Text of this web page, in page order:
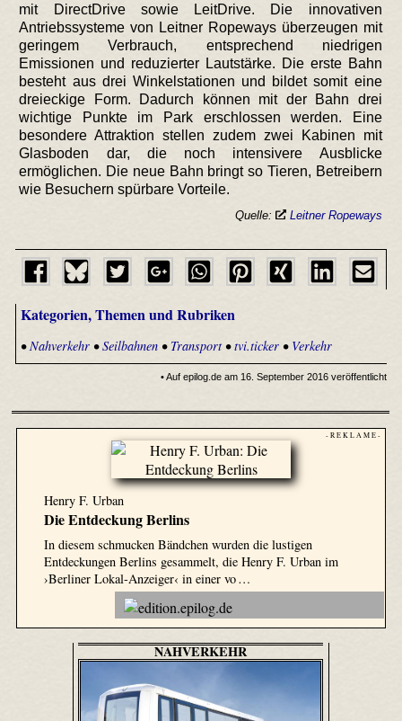
mit DirectDrive sowie LeitDrive. Die innovativen
Antriebssysteme von Leitner Ropeways überzeugen mit
geringem Verbrauch, entsprechend niedrigen
Emissionen und reduzierter Lautstärke. Die erste Bahn
besteht aus drei Winkelstationen und bildet somit eine
dreieckige Form. Dadurch können mit der Bahn drei
wichtige Punkte im Park erschlossen werden. Eine
besondere Attraktion stellen zudem zwei Kabinen mit
Glasboden dar, die noch intensivere Ausblicke
ermöglichen. Die neue Bahn bringt so Tieren, Betreibern
wie Besuchern spürbare Vorteile.
Quelle: Leitner Ropeways
Kategorien, Themen und Rubriken
•Nahverkehr•Seilbahnen• Transport•tvi.ticker• Verkehr
• Auf epilog.de am 16. September 2016 veröffentlicht
- R E K L A M E -
Henry F. Urban
Die Entdeckung Berlins
In diesem schmucken Bändchen wurden die lustigen
Entdeckungen Berlins gesammelt, die Henry F. Urban im
›Berliner Lokal-Anzeiger‹ in einer vo …
NAHVERKEHR